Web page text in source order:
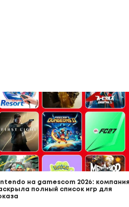
на gamescom 2026: компания
полный список игр для